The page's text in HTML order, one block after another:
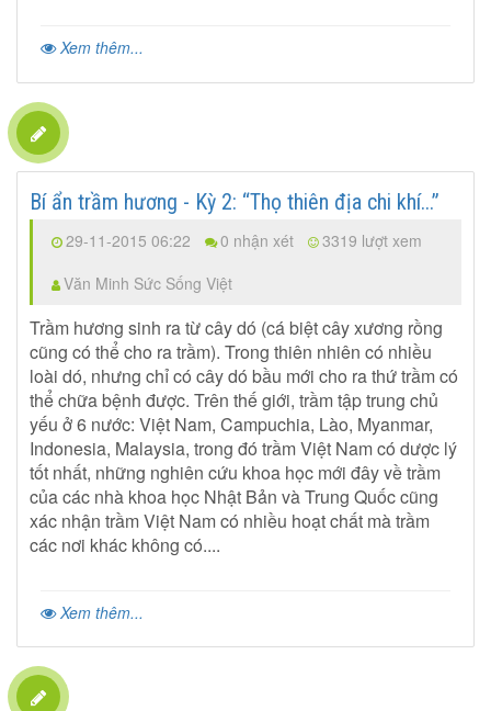
Xem thêm...
Bí ẩn trầm hương - Kỳ 2: “Thọ thiên địa chi khí...”
29-11-2015 06:22 0 nhận xét
3319 lượt xem
Văn Minh Sức Sống Việt
Trầm hương sinh ra từ cây dó (cá biệt cây xương rồng
cũng có thể cho ra trầm). Trong thiên nhiên có nhiều
loài dó, nhưng chỉ có cây dó bầu mới cho ra thứ trầm có
thể chữa bệnh được. Trên thế giới, trầm tập trung chủ
yếu ở 6 nước: Việt Nam, Campuchia, Lào, Myanmar,
Indonesia, Malaysia, trong đó trầm Việt Nam có dược lý
tốt nhất, những nghiên cứu khoa học mới đây về trầm
của các nhà khoa học Nhật Bản và Trung Quốc cũng
xác nhận trầm Việt Nam có nhiều hoạt chất mà trầm
các nơi khác không có....
Xem thêm...